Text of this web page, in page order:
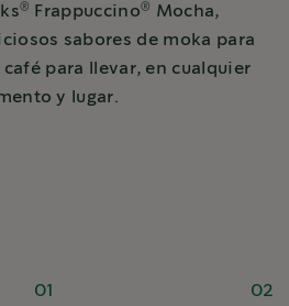
® Frappuccino®
Mocha,
sabores de moka para
para llevar, en cualquier
y lugar.
01 02